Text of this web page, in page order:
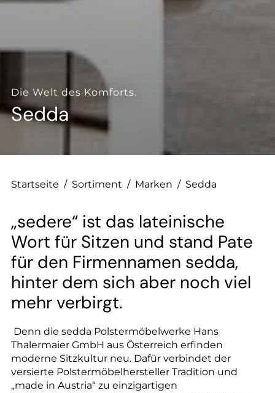
--
Die Welt des Komforts.
Sedda
Startseite / Sortiment / Marken / Sedda
„sedere“ ist das lateinische
Wort für Sitzen und stand Pate
für den Firmennamen sedda,
hinter dem sich aber noch viel
mehr verbirgt.
Denn die sedda Polstermöbelwerke Hans
Thalermaier GmbH aus Österreich erfinden
moderne Sitzkultur neu. Dafür verbindet der
versierte Polstermöbelhersteller Tradition und
„made in Austria“ zu einzigartigen